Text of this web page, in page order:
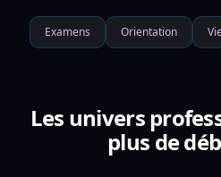
Examens Orientation
Les univers
plus de